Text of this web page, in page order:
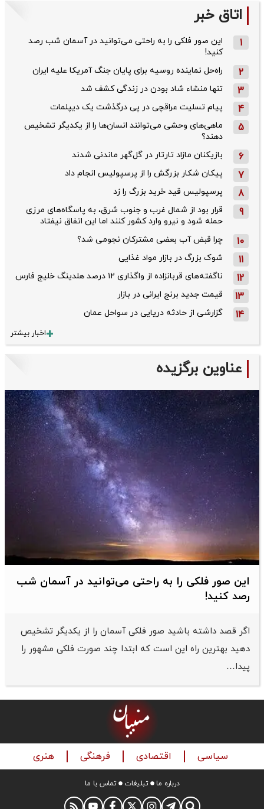
اتاق خبر
1
این صور فلکی را به راحتی می‌توانید در آسمان شب رصد
کنید!
2 راه‌حل نماینده روسیه برای پایان جنگ آمریکا علیه ایران
3 تنها منشاء شاد بودن در زندگی کشف شد
4 پیام تسلیت عراقچی در پی درگذشت یک دیپلمات
5
ماهی‌های وحشی می‌توانند انسان‌ها را از یکدیگر تشخیص
دهند؟
6 بازیکنان مازاد تارتار در گل‌گهر ماندنی شدند
7 پیکان شکار بزرگش را از پرسپولیس انجام داد
8 پرسپولیس قید خرید بزرگ را زد
9
قرار بود از شمال ‌غرب و جنوب‌ شرق، به پاسگاه‌های مرزی
حمله شود و نیرو وارد کشور کنند اما این اتفاق نیفتاد
10 چرا قبض آب بعضی مشترکان نجومی شد؟
11 شوک بزرگ در بازار مواد غذایی
12 ناگفته‌های قربانزاده از واگذاری ۱۲ درصد هلدینگ خلیج فارس
13 قیمت جدید برنج ایرانی در بازار
14 گزارشی از حادثه دریایی در سواحل عمان
اخبار بیشتر
عناوین برگزیده
این صور فلکی را به راحتی می‌توانید در آسمان شب
رصد کنید!
اگر قصد داشته باشید صور فلکی آسمان را از یکدیگر تشخیص
دهید بهترین راه این است که ابتدا چند صورت فلکی مشهور را
پیدا…
سیاسی اقتصادی فرهنگی هنری
درباره ما تبلیغات تماس با ما